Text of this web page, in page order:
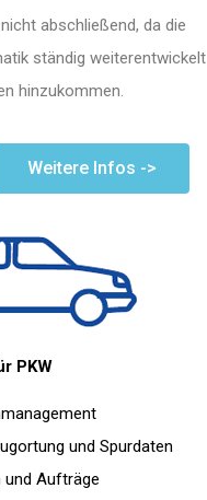
abschließend, da die
ständig
hinzukommen.
Weitere Infos ->
PKW
und Spurdaten
und Aufträge